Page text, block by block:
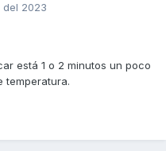
del 2023
está 1 o 2 minutos un poco
temperatura.